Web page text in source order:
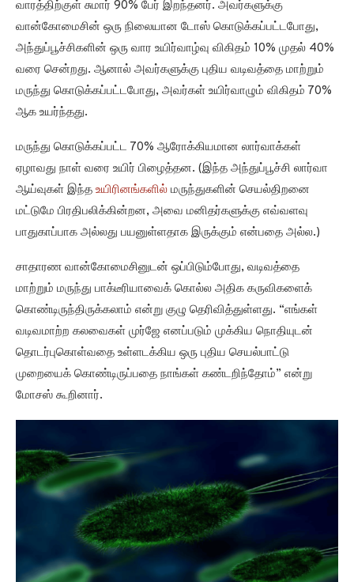
வாரத்திற்குள் சுமார் 90% பேர் இறந்தனர். அவர்களுக்கு
வான்கோமைசின் ஒரு நிலையான டோஸ் கொடுக்கப்பட்டபோது,
அந்துப்பூச்சிகளின் ஒரு வார உயிர்வாழ்வு விகிதம் 10% முதல் 40%
வரை சென்றது. ஆனால் அவர்களுக்கு புதிய வடிவத்தை மாற்றும்
மருந்து கொடுக்கப்பட்டபோது, அவர்கள் உயிர்வாழும் விகிதம் 70%
ஆக உயர்ந்தது.
மருந்து கொடுக்கப்பட்ட 70% ஆரோக்கியமான லார்வாக்கள்
ஏழாவது நாள் வரை உயிர் பிழைத்தன. (இந்த அந்துப்பூச்சி லார்வா
ஆய்வுகள் இந்த உயிரினங்களில் மருந்துகளின் செயல்திறனை
மட்டுமே பிரதிபலிக்கின்றன, அவை மனிதர்களுக்கு எவ்வளவு
பாதுகாப்பாக அல்லது பயனுள்ளதாக இருக்கும் என்பதை அல்ல.)
சாதாரண வான்கோமைசினுடன் ஒப்பிடும்போது, வடிவத்தை
மாற்றும் மருந்து பாக்டீரியாவைக் கொல்ல அதிக கருவிகளைக்
கொண்டிருந்திருக்கலாம் என்று குழு தெரிவித்துள்ளது. “எங்கள்
வடிவமாற்ற கலவைகள் முர்ஜே எனப்படும் முக்கிய நொதியுடன்
தொடர்புகொள்வதை உள்ளடக்கிய ஒரு புதிய செயல்பாட்டு
முறையைக் கொண்டிருப்பதை நாங்கள் கண்டறிந்தோம்” என்று
மோசஸ் கூறினார்.